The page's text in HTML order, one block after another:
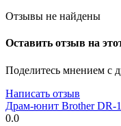
Отзывы не найдены
Оставить отзыв на
Поделитесь мнением с
Написать отзыв
Драм-юнит Brother DR-
0.0